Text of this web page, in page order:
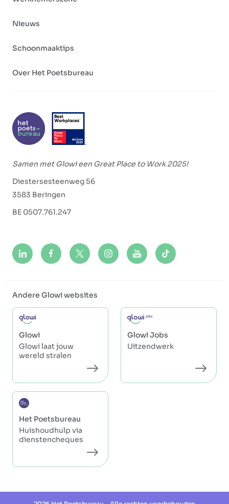
Samen met Glowi een Great Place to Work 2025!
Diestersesteenweg 56
3583 Beringen
BE 0507.761.247
Nieuws
Schoonmaaktips
Over Het Poetsbureau
Andere Glowi websites
Glowi
Glowi laat jouw
wereld stralen
Glowi Jobs
Uitzendwerk
Het Poetsbureau
Huishoudhulp via
dienstencheques